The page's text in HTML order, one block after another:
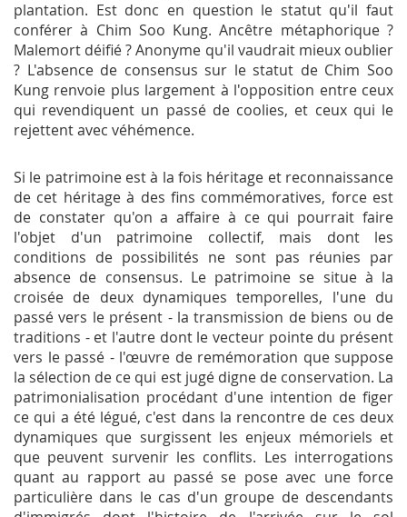
plantation. Est donc en question le statut qu'il faut
conférer à Chim Soo Kung. Ancêtre métaphorique ?
Malemort déifié ? Anonyme qu'il vaudrait mieux oublier
? L'absence de consensus sur le statut de Chim Soo
Kung renvoie plus largement à l'opposition entre ceux
qui revendiquent un passé de coolies, et ceux qui le
rejettent avec véhémence.
Si le patrimoine est à la fois héritage et reconnaissance
de cet héritage à des fins commémoratives, force est
de constater qu'on a affaire à ce qui pourrait faire
l'objet d'un patrimoine collectif, mais dont les
conditions de possibilités ne sont pas réunies par
absence de consensus. Le patrimoine se situe à la
croisée de deux dynamiques temporelles, l'une du
passé vers le présent - la transmission de biens ou de
traditions - et l'autre dont le vecteur pointe du présent
vers le passé - l'œuvre de remémoration que suppose
la sélection de ce qui est jugé digne de conservation. La
patrimonialisation procédant d'une intention de figer
ce qui a été légué, c'est dans la rencontre de ces deux
dynamiques que surgissent les enjeux mémoriels et
que peuvent survenir les conflits. Les interrogations
quant au rapport au passé se pose avec une force
particulière dans le cas d'un groupe de descendants